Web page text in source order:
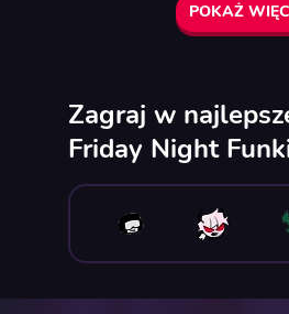
POKAŻ
Zagraj w
Friday Night